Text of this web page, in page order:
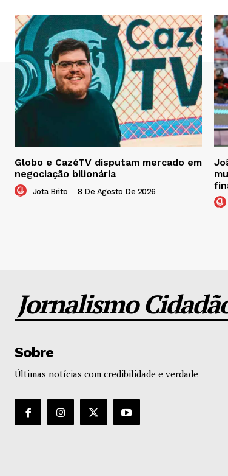
Globo e CazéTV disputam mercado em
negociação bilionária
Jota Brito - 8 De Agosto De 2026
Jornalismo
Sobre
Últimas notícias com credibilidade e verdade